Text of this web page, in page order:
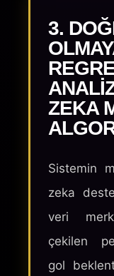
3.
ZEKA
Sistemin
zeka
veri
çekilen
gol